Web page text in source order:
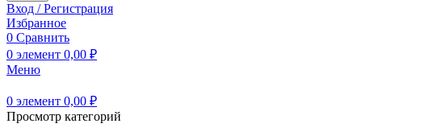
Вход / Регистрация
Избранное
0 Сравнить
0 элемент 0,00 ₽
Меню
0 элемент 0,00 ₽
Просмотр категорий